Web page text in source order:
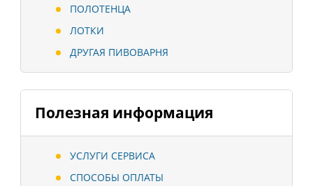
ПОЛОТЕНЦА
ЛОТКИ
ДРУГАЯ ПИВОВАРНЯ
Полезная информация
УСЛУГИ СЕРВИСА
СПОСОБЫ ОПЛАТЫ